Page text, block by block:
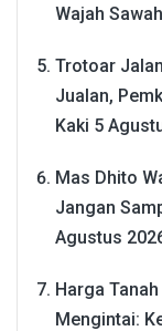
Wajah
Trotoar
Jualan,
Kaki 5
Mas Dhito
Jangan
Agustus
Harga
Mengintai: